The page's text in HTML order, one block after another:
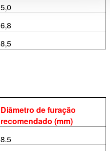
5,0
6,8
8,5
Diâmetro de furação
recomendado (mm)
8.5